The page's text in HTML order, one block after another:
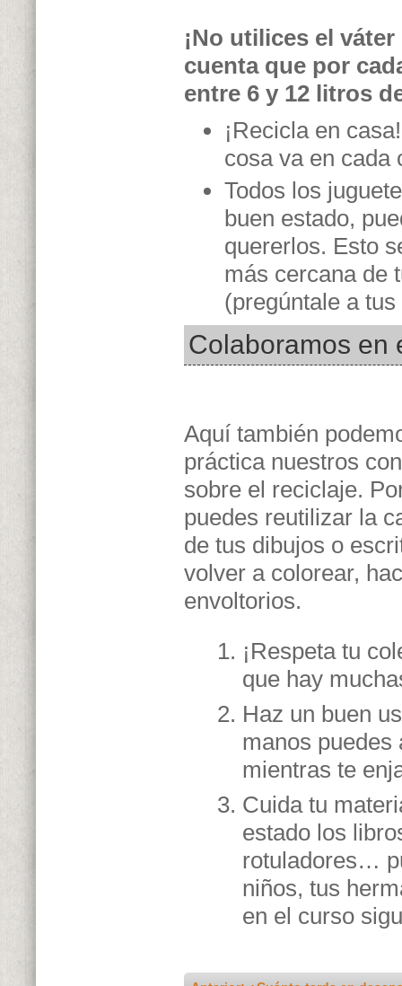
¡No utilices el
cuenta que por
entre 6 y 12 litros
¡Recicla en
cosa va en cada
Todos los
buen estado,
quererlos. Esto
más cercana de
(pregúntale a
Colaboramos en
Aquí también
práctica nuestros
sobre el reciclaje.
puedes reutilizar la
de tus dibujos o
volver a colorear,
envoltorios.
¡Respeta tu
que hay
Haz un buen
manos puedes
mientras te
Cuida tu
estado los
rotuladores…
niños, tus
en el curso